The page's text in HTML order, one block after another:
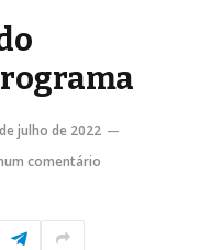
julho de 2022
comentário